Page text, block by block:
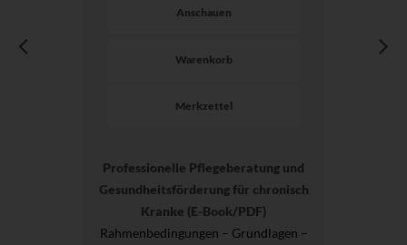
Anschauen
Warenkorb
Merkzettel
Professionelle Pflegeberatung und
Gesundheitsförderung für chronisch
Kranke (E-Book/PDF)
Rahmenbedingungen – Grundlagen –